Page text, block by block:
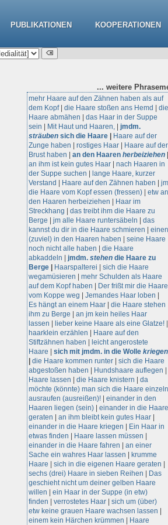
PUBLIKATIONEN KOOPERATIONEN
... weitere
mehr Haare auf den Zähnen haben als auf
dem Kopf| die Haare stoßen ans Hemd
die
Haare abmähen
das Haar in der Suppe
sein
Mit Haut und Haaren,
jmdm.
sträuben sich die Haare
Haare auf der
Zunge haben
rostiges Haar
Haare auf der
Brust haben
an den Haaren herbeiziehen
an ihm ist kein gutes Haar
nach Haaren in
der Suppe suchen
lange Haare, kurzer
Verstand
Haare auf den Zähnen haben
jm
die Haare vom Kopf essen (fressen)
etw an
den Haaren herbeiziehen
Haar im
Streckhang
das treibt ihm die Haare zu
Berge
jm alle Haare runtersäbeln
das
kannst du dir in die Haare schmieren
einen
(zuviel) in den Haaren haben
seine Haare
noch nicht alle haben
die Haare
abkaddeln
jmdm. stehen die Haare zu
Berge
Haarspalterei
sich die Haare
wegamüsieren
mehr Schulden als Haare
auf dem Kopf haben
Der frißt mir die Haare
vom Koppe weg
Jemandes Haar loben
Es hängt an einem Haar
die Haare stehen
ihm zu Berge
an jm kein heiles Haar
lassen
lieber keine Haare als eine Glatze!
haarklein erzählen
Haare auf den
Stiftzähnen haben
leicht angerostete
Haare
sich mit jmdm. in die Wolle kriegen
die Haare kommen runter
sich die Haare
abgestoßen haben
Hundshaare auflegen
Haare lassen
die Haare knistern
da
möchte (könnte) man sich die Haare einzeln
ausraufen (ausreißen)!
einander in den
Haaren liegen (sein)
einander in die Haare
geraten
an ihm bleibt kein gutes Haar
einander in die Haare kriegen
Ein Haar in
etwas finden
Haare lassen müssen
einander in die Haare fahren
an einer
Sache ein wahres Haar lassen
krumme
Haare
sich in die eigenen Haare geraten
sechs (drei) Haare in sieben Reihen
Das
geschieht nicht um deiner gelben Haare
willen
ein Haar in der Suppe (in etw)
finden
verrostetes Haar
sich um (über)
etw keine grauen Haare wachsen lassen
einem kein Härchen krümmen
Haare